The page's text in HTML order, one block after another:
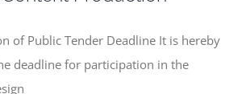
of Public Tender Deadline It is hereby
deadline for participation in the